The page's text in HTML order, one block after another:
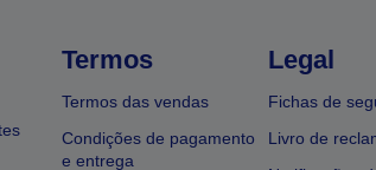
Termos
Termos das vendas
Condições de pagamento
e entrega
Legal
Fichas de
Livro de